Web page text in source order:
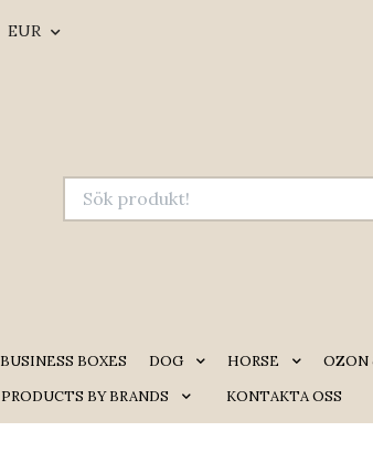
EUR
BUSINESS BOXES DOG HORSE OZON
PRODUCTS BY BRANDS
KONTAKTA OSS